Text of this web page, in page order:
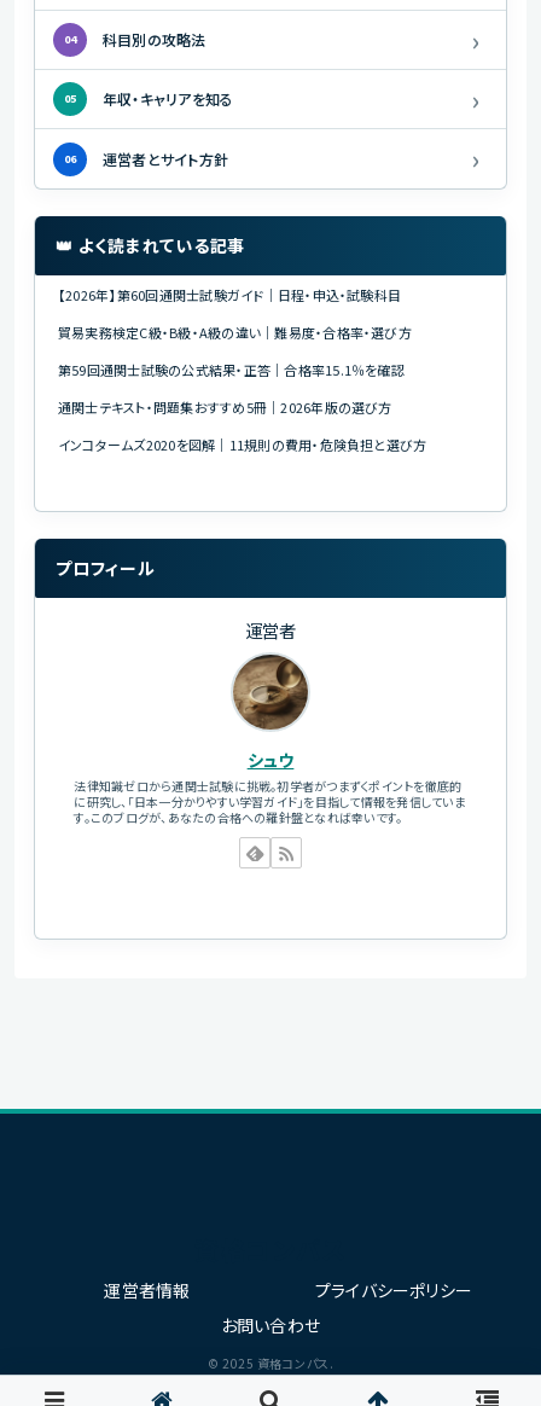
プロフィール
運営者
シュウ
法律知識ゼロから通関士試験に挑戦。初学者がつまずくポイントを徹底的
に研究し、「日本一分かりやすい学習ガイド」を目指して情報を発信していま
す。このブログが、あなたの合格への羅針盤となれば幸いです。
👑 よく読まれている記事
【2026年】第60回通関士試験ガイド｜日程・申込・試験科目
貿易実務検定C級・B級・A級の違い｜難易度・合格率・選び方
第59回通関士試験の公式結果・正答｜合格率15.1％を確認
通関士テキスト・問題集おすすめ5冊｜2026年版の選び方
インコタームズ2020を図解｜11規則の費用・危険負担と選び方
04 科目別の攻略法 ›
05 年収・キャリアを知る ›
06 運営者とサイト方針 ›
運営者情報
プライバシーポリシー
お問い合わせ
© 2025 資格コンパス.